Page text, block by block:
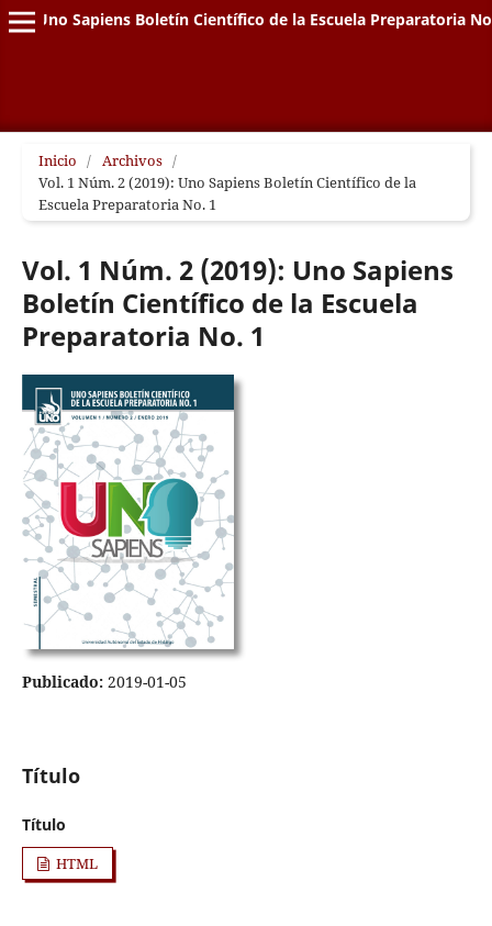
Uno Sapiens Boletín Científico de la Escuela Preparatoria
Inicio / Archivos /
Vol. 1 Núm. 2 (2019): Uno Sapiens Boletín Científico de la
Escuela Preparatoria No. 1
Vol. 1 Núm. 2 (2019): Uno Sapiens
Boletín Científico de la Escuela
Preparatoria No. 1
Publicado: 2019-01-05
Título
Título
HTML